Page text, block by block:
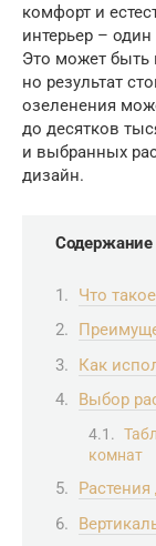
комфорт и
интерьер –
Это может быть
но результат
озеленения
до десятков
и выбранных
дизайн.
Содержание
Что
Как
Выбор
комнат